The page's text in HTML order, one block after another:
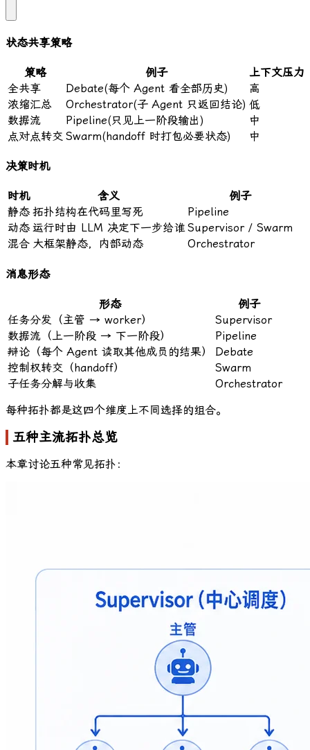
状态共享策略
策略 例子
上下文压力
全共享
Debate(每个 Agent 看全部历史)
高
浓缩汇总
Orchestrator(子 Agent 只返回结论) 低
数据流
Pipeline(只见上一阶段输出)
中
点对点转交 Swarm(handoff 时打包必要状态) 中
决策时机
时机 含义
例子
静态 拓扑结构在代码里写死
Pipeline
动态 运行时由 LLM 决定下一步给谁 Supervisor / Swarm
混合 大框架静态，内部动态 Orchestrator
消息形态
形态
例子
任务分发（主管 → worker）
Supervisor
数据流（上一阶段 → 下一阶段）
Pipeline
辩论（每个 Agent 读取其他成员的结果）
Debate
控制权转交（handoff）
Swarm
子任务分解与收集
Orchestrator
每种拓扑都是这四个维度上不同选择的组合。
五种主流拓扑总览
本章讨论五种常见拓扑：